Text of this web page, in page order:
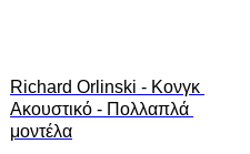
Richard Orlinski - Κονγκ
Ακουστικό - Πολλαπλά
μοντέλα